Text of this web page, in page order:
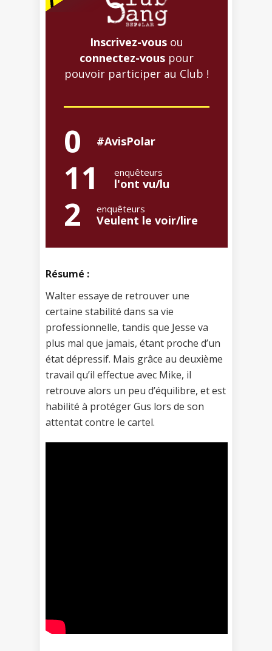
Inscrivez-vous ou
connectez-vous pour
pouvoir participer au Club !
0 #AvisPolar
11 enquêteurs
l'ont vu/lu
2 enquêteurs
Veulent le voir/lire
Résumé :
Walter essaye de retrouver une
certaine stabilité dans sa vie
professionnelle, tandis que Jesse va
plus mal que jamais, étant proche d’un
état dépressif. Mais grâce au deuxième
travail qu’il effectue avec Mike, il
retrouve alors un peu d’équilibre, et est
habilité à protéger Gus lors de son
attentat contre le cartel.